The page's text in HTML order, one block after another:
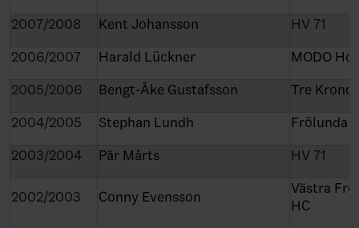
2007/2008 Kent Johansson
HV 71
2006/2007
Harald Lückner
MODO
2005/2006
Bengt-Åke Gustafsson
Tre Kronor
2004/2005
Stephan Lundh
Frölunda
2003/2004
Pär Mårts HV 71
2002/2003 Conny Evensson
Västra
HC